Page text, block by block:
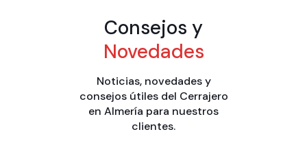
Consejos y
Novedades
Noticias, novedades y
consejos útiles del Cerrajero
en Almería para nuestros
clientes.